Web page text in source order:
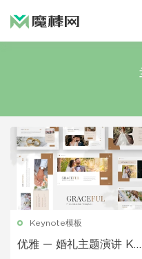
Keynote模板
优雅 — 婚礼主题演讲 Ke